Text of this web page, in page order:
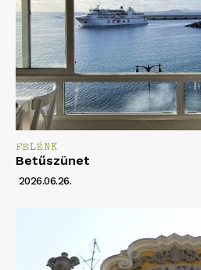
FELÉNK
Betűszünet
2026.06.26.